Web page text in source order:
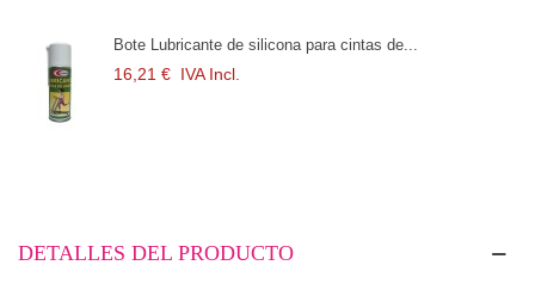
Bote Lubricante de silicona para cintas de...
16,21 € IVA Incl.
DETALLES DEL PRODUCTO